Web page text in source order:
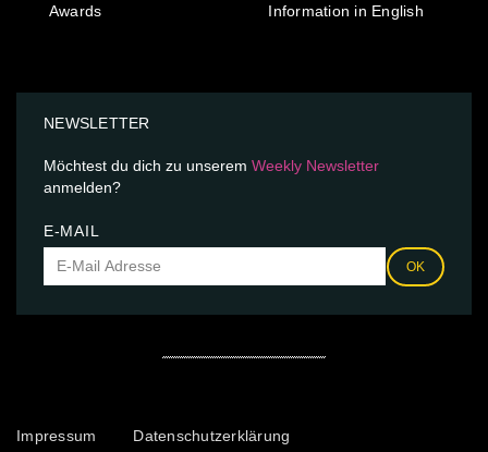
Awards
Information in English
NEWSLETTER
Möchtest du dich zu unserem Weekly Newsletter
anmelden?
E-MAIL
OK
Impressum Datenschutzerklärung